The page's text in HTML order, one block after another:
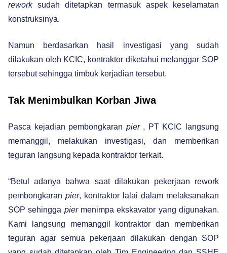
reworksudah ditetapkan termasuk aspek keselamatan
konstruksinya.
Namun berdasarkan hasil investigasi yang sudah
dilakukan oleh KCIC, kontraktor diketahui melanggar SOP
tersebut sehingga timbuk kerjadian tersebut.
Tak Menimbulkan Korban Jiwa
Pasca kejadian pembongkaran pier, PT KCIC langsung
memanggil, melakukan investigasi, dan memberikan
teguran langsung kepada kontraktor terkait.
“Betul adanya bahwa saat dilakukan pekerjaan rework
pembongkaran pier, kontraktor lalai dalam melaksanakan
SOP sehingga piermenimpa ekskavator yang digunakan.
Kami langsung memanggil kontraktor dan memberikan
teguran agar semua pekerjaan dilakukan dengan SOP